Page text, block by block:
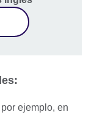
ejemplo, en